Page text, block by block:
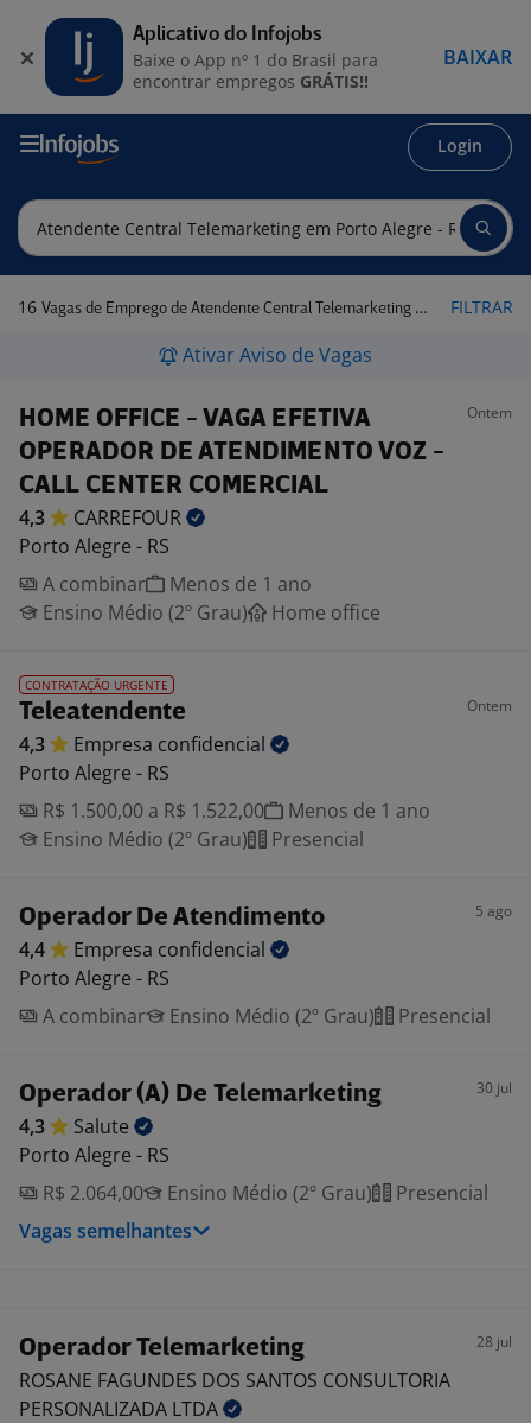
Login
16 Vagas de Emprego de Atendente Central Telemarketing em Porto Alegre - RS FILTRAR
Ativar Aviso de Vagas
HOME OFFICE - VAGA EFETIVA
OPERADOR DE ATENDIMENTO VOZ -
CALL CENTER COMERCIAL
Ontem
4,3
CARREFOUR
Porto Alegre - RS
A combinar
Menos de 1 ano
Ensino Médio (2º Grau)
Home office
CONTRATAÇÃO URGENTE
Teleatendente Ontem
4,3 Empresa confidencial
Porto Alegre - RS
R$ 1.500,00 a R$ 1.522,00
Menos de 1 ano
Ensino Médio (2º Grau)
Presencial
Operador De Atendimento 5 ago
4,4 Empresa confidencial
Porto Alegre - RS
A combinar
Ensino Médio (2º Grau) Presencial
Operador (A) De Telemarketing 30 jul
4,3
Salute
Porto Alegre - RS
R$ 2.064,00
Ensino Médio (2º Grau)
Presencial
Vagas semelhantes
Operador Telemarketing 28 jul
ROSANE FAGUNDES DOS SANTOS CONSULTORIA
PERSONALIZADA LTDA
Aplicativo do Infojobs
Baixe o App nº 1 do Brasil para
encontrar empregos GRÁTIS!!
BAIXAR